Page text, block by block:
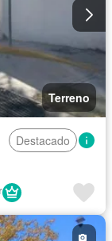
Terreno
Destacado